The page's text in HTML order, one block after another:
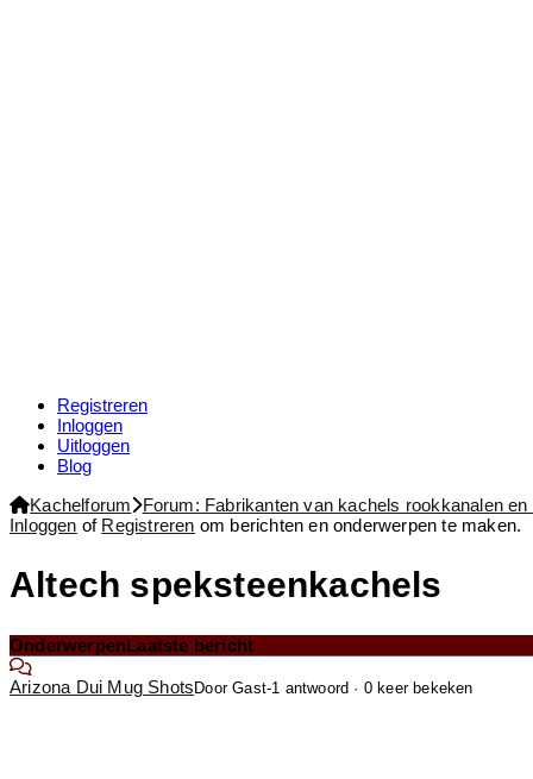
Registreren
Inloggen
Uitloggen
Blog
Forum
kruimelpad
bent
Kachelforum
Forum: Fabrikanten van kachels rookkanalen
Inloggen of Registreren om berichten en onderwerpen te maken.
Altech speksteenkachels
OnderwerpenLaatste bericht
Arizona Dui Mug Shots Door Gast-1 antwoord · 0 keer bekeken